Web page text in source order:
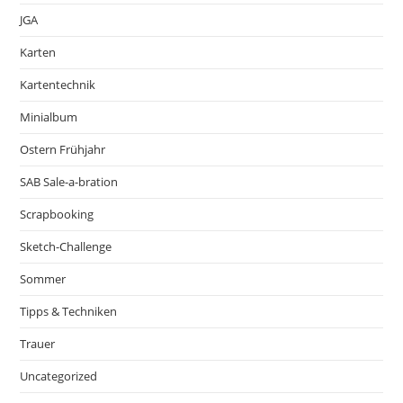
JGA
Karten
Kartentechnik
Minialbum
Ostern Frühjahr
SAB Sale-a-bration
Scrapbooking
Sketch-Challenge
Sommer
Tipps & Techniken
Trauer
Uncategorized